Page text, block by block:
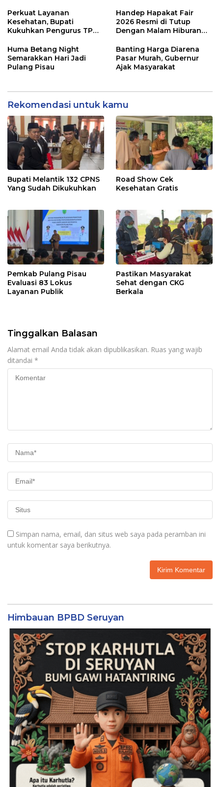
Perkuat Layanan
Kesehatan, Bupati
Kukuhkan Pengurus TP
Handep Hapakat Fair
2026 Resmi di Tutup
Dengan Malam Hiburan
Huma Betang Night
Semarakkan Hari Jadi
Pulang Pisau
Banting Harga Diarena
Pasar Murah, Gubernur
Ajak Masyarakat
Rekomendasi untuk kamu
Bupati Melantik 132 CPNS
Yang Sudah Dikukuhkan
Road Show Cek
Kesehatan Gratis
Pemkab Pulang Pisau
Evaluasi 83 Lokus
Layanan Publik
Pastikan Masyarakat
Sehat dengan CKG
Berkala
Tinggalkan Balasan
Alamat email Anda tidak akan dipublikasikan. Ruas yang wajib
ditandai *
Simpan nama, email, dan situs web saya pada peramban ini
untuk komentar saya berikutnya.
Himbauan BPBD Seruyan